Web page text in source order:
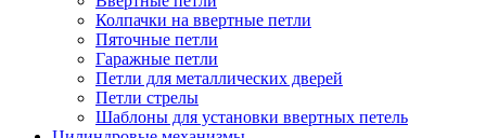
Колпачки на ввертные петли
Пяточные петли
Гаражные петли
Петли для металлических дверей
Петли стрелы
Шаблоны для установки ввертных петель